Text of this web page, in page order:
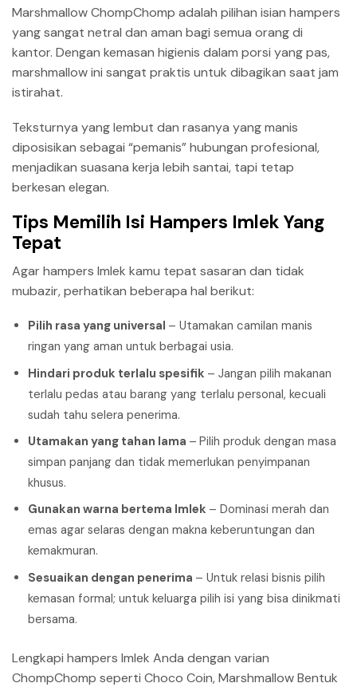
Marshmallow ChompChomp adalah pilihan isian hampers
yang sangat netral dan aman bagi semua orang di
kantor. Dengan kemasan higienis dalam porsi yang pas,
marshmallow ini sangat praktis untuk dibagikan saat jam
istirahat.
Teksturnya yang lembut dan rasanya yang manis
diposisikan sebagai “pemanis” hubungan profesional,
menjadikan suasana kerja lebih santai, tapi tetap
berkesan elegan.
Tips Memilih Isi Hampers Imlek Yang
Tepat
Agar hampers Imlek kamu tepat sasaran dan tidak
mubazir, perhatikan beberapa hal berikut:
Pilih rasa yang universal – Utamakan camilan manis
ringan yang aman untuk berbagai usia.
Hindari produk terlalu spesifik – Jangan pilih makanan
terlalu pedas atau barang yang terlalu personal, kecuali
sudah tahu selera penerima.
Utamakan yang tahan lama – Pilih produk dengan masa
simpan panjang dan tidak memerlukan penyimpanan
khusus.
Gunakan warna bertema Imlek – Dominasi merah dan
emas agar selaras dengan makna keberuntungan dan
kemakmuran.
Sesuaikan dengan penerima – Untuk relasi bisnis pilih
kemasan formal; untuk keluarga pilih isi yang bisa dinikmati
bersama.
Lengkapi hampers Imlek Anda dengan varian
ChompChomp seperti Choco Coin, Marshmallow Bentuk